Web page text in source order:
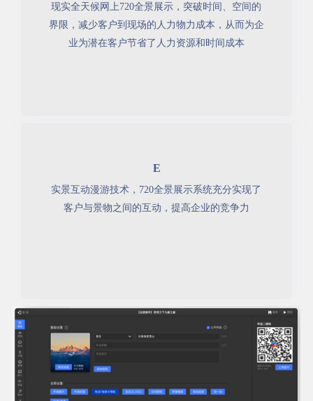
现实全天候网上720全景展示，突破时间、空间的
界限，减少客户到现场的人力物力成本，从而为企
业为潜在客户节省了人力资源和时间成本
E
实景互动漫游技术，720全景展示系统充分实现了
客户与景物之间的互动，提高企业的竞争力